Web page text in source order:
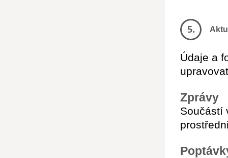
Údaje a
Zprávy
Součástí